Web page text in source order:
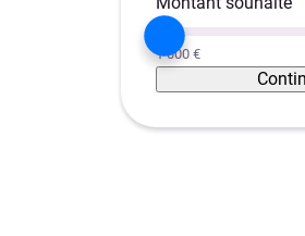
1 000 €